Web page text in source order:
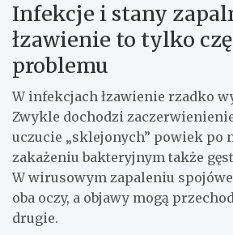
Infekcje i stany
łzawienie to tylko
problemu
W infekcjach łzawienie rzadko
Zwykle dochodzi
uczucie „sklejonych” powiek po
zakażeniu bakteryjnym także
W wirusowym zapaleniu
oba oczy, a objawy mogą
drugie.